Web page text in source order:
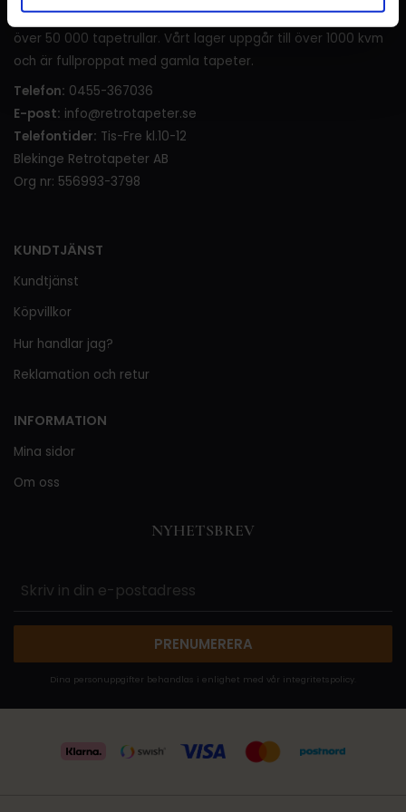
samlats ett gediget lager med flera tusen olika mönster och
över 50 000 tapetrullar. Vårt lager uppgår till över 1000 kvm
och är fullproppat med gamla tapeter.
Telefon: 0455-367036
E-post: info@retrotapeter.se
Telefontider: Tis-Fre kl.10-12
Blekinge Retrotapeter AB
Org nr: 556993-3798
KUNDTJÄNST
Kundtjänst
Köpvillkor
Hur handlar jag?
Reklamation och retur
INFORMATION
Mina sidor
Om oss
NYHETSBREV
PRENUMERERA
Dina personuppgifter behandlas i enlighet med vår integritetspolicy